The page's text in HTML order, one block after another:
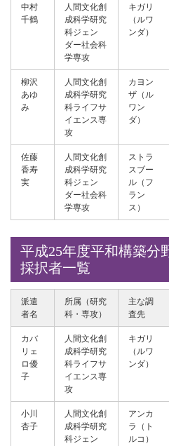
中村
千鶴
人間文化創
成科学研究
科ジェン
ダー社会科
学専攻
キガリ
（ルワ
ンダ）
柳沢
あゆ
み
人間文化創
成科学研究
科ライフサ
イエンス専
攻
カヨン
ザ（ル
ワン
ダ）
佐藤
香寿
実
人間文化創
成科学研究
科ジェン
ダー社会科
学専攻
ストラ
スブー
ル（フ
ラン
ス）
平成25年度平和構築分
採択者一覧
派遣
者名
所属（研究
科・専攻）
主な調
査先
カバ
リェ
ロ優
子
人間文化創
成科学研究
科ライフサ
イエンス専
攻
キガリ
（ルワ
ンダ）
小川
杏子
人間文化創
成科学研究
科ジェン
アンカ
ラ（ト
ルコ）